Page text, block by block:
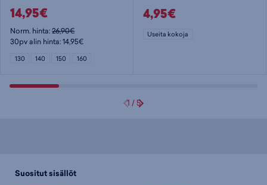
14,95€
Norm. hinta:26,90€
30pv alin hinta: 14,95€
130 140 150 160
4,95€
Useita kokoja
1 /5
Suositut sisällöt